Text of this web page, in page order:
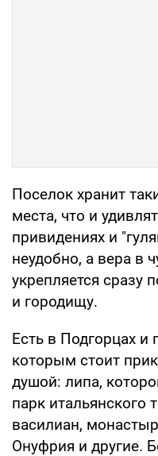
Поселок хранит
места, что и
привидениях и
неудобно, а вера в
укрепляется сразу
и городищу.
Есть в Подгорцах и
которым стоит
душой: липа,
парк итальянского
василиан,
Онуфрия и другие.